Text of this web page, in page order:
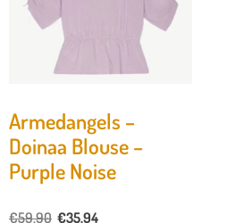
Armedangels –
Doinaa Blouse –
Purple Noise
€59,90 €35,94